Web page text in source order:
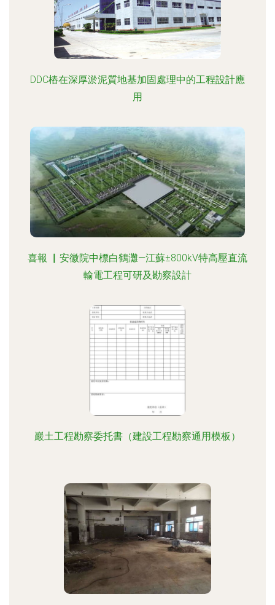
DDC樁在深厚淤泥質地基加固處理中的工程設計應
用
喜報 ▏安徽院中標白鶴灘—江蘇±800kV特高壓直流
輸電工程可研及勘察設計
巖土工程勘察委托書（建設工程勘察通用模板）